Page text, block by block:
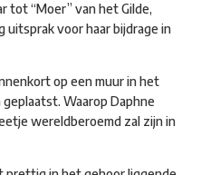
tot “Moer” van het Gilde,
uitsprak voor haar bijdrage in
op een muur in het
Waarop Daphne
wereldberoemd zal zijn in